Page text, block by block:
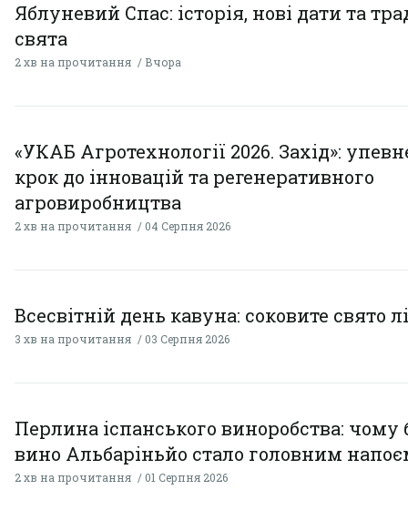
Яблуневий Спас: історія, нові дати та
свята
2 хв на прочитання Вчора
«УКАБ Агротехнології 2026. Захід»:
крок до інновацій та регенеративного
агровиробництва
2 хв на прочитання 04 Серпня 2026
Всесвітній день кавуна: соковите свято
3 хв на прочитання 03 Серпня 2026
Перлина іспанського виноробства: чому
вино Альбаріньйо стало головним
2 хв на прочитання 01 Серпня 2026